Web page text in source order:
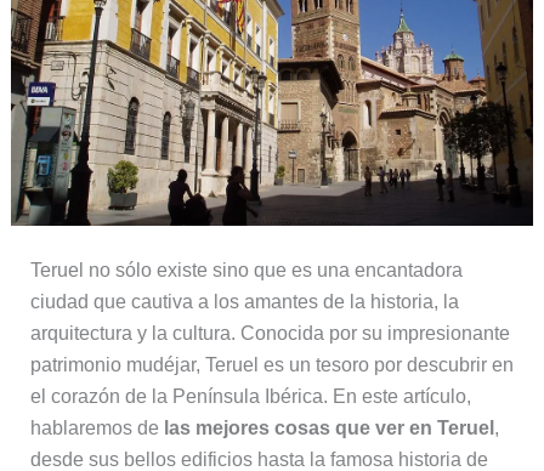
Teruel no sólo existe sino que es una encantadora
ciudad que cautiva a los amantes de la historia, la
arquitectura y la cultura. Conocida por su impresionante
patrimonio mudéjar, Teruel es un tesoro por descubrir en
el corazón de la Península Ibérica. En este artículo,
hablaremos de las mejores cosas que ver en Teruel ,
desde sus bellos edificios hasta la famosa historia de